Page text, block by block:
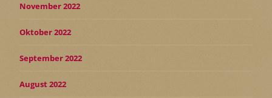
November 2022
Oktober 2022
September 2022
August 2022